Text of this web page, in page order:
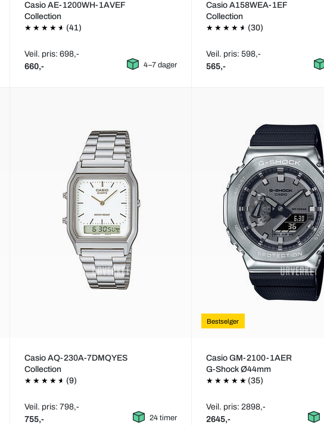
Casio AE-1200WH-1AVEF
Collection
(41)
Veil. pris: 698,-
660,- 4–7 dager
Casio A158WEA-1EF
Collection
(30)
Veil. pris: 598,-
565,-
Casio AQ-230A-7DMQYES
Collection
(9)
Veil. pris: 798,-
755,- 24 timer
Bestselger
Casio GM-2100-1AER
G-Shock Ø44mm
(35)
Veil. pris: 2898,-
2645,-